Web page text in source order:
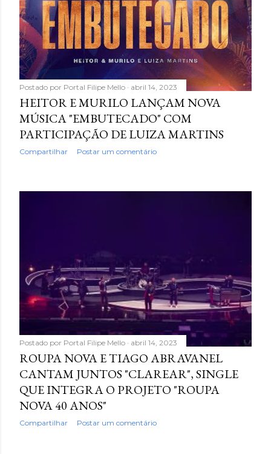
Postado por Portal Filipe Mello abril 14, 2023
HEITOR E MURILO LANÇAM NOVA
MÚSICA "EMBUTECADO" COM
PARTICIPAÇÃO DE LUIZA MARTINS
Compartilhar Postar um comentário
Postado por Portal Filipe Mello abril 14, 2023
ROUPA NOVA E TIAGO ABRAVANEL
CANTAM JUNTOS "CLAREAR", SINGLE
QUE INTEGRA O PROJETO "ROUPA
NOVA 40 ANOS"
Compartilhar Postar um comentário